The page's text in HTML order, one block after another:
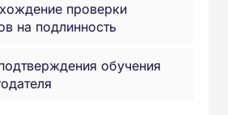
проверки
на подлинность
обучения